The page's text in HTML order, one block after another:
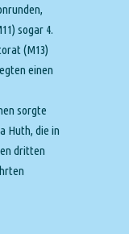
sogar 4.
(M13)
einen
sorgte
Huth, die in
dritten